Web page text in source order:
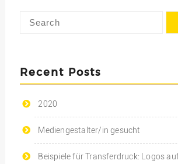
Recent Posts
2020
Mediengestalter/in gesucht
Beispiele für Transferdruck: Logos